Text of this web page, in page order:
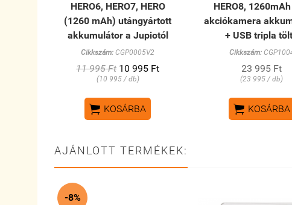
HERO6, HERO7, HERO
(1260 mAh) utángyártott
akkumulátor a Jupiotól
Cikkszám: CGP0005V2
11 995 Ft 10 995 Ft
(10 995 / db)
 KOSÁRBA
HERO8,
akciókamera
+ USB tripla
Cikkszám:
23 995 Ft
(23 995 / db)
 KOSÁRBA
AJÁNLOTT TERMÉKEK:
-8%